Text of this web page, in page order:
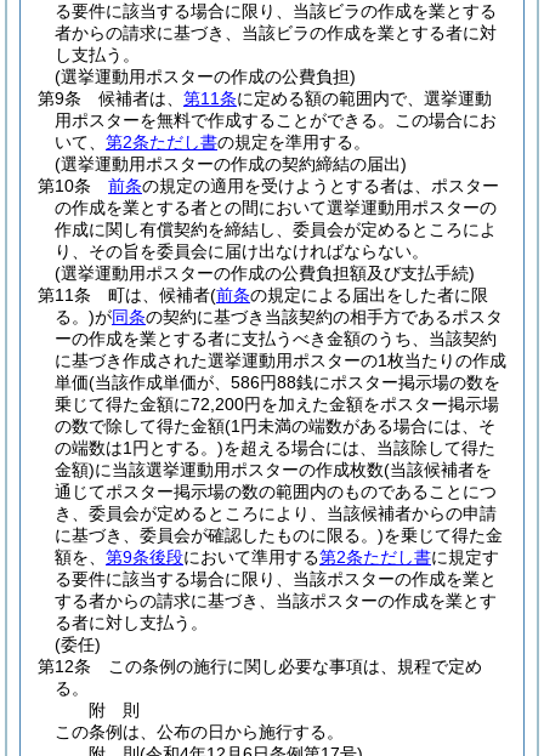
る要件に該当する場合に限り、当該ビラの作成を業とする
者からの請求に基づき、当該ビラの作成を業とする者に対
し支払う。
(選挙運動用ポスターの作成の公費負担)
第9条
候補者は、 第11条に定める額の範囲内で、選挙運動
用ポスターを無料で作成することができる。
この場合にお
いて、 第2条ただし書の規定を準用する。
(選挙運動用ポスターの作成の契約締結の届出)
第10条
前条の規定の適用を受けようとする者は、ポスター
の作成を業とする者との間において選挙運動用ポスターの
作成に関し有償契約を締結し、委員会が定めるところによ
り、その旨を委員会に届け出なければならない。
(選挙運動用ポスターの作成の公費負担額及び支払手続)
第11条
町は、候補者(前条の規定による届出をした者に限
る。)が同条の契約に基づき当該契約の相手方であるポスタ
ーの作成を業とする者に支払うべき金額のうち、当該契約
に基づき作成された選挙運動用ポスターの1枚当たりの作成
単価(当該作成単価が、586円88銭にポスター掲示場の数を
乗じて得た金額に72,200円を加えた金額をポスター掲示場
の数で除して得た金額(1円未満の端数がある場合には、そ
の端数は1円とする。)を超える場合には、当該除して得た
金額)に当該選挙運動用ポスターの作成枚数(当該候補者を
通じてポスター掲示場の数の範囲内のものであることにつ
き、委員会が定めるところにより、当該候補者からの申請
に基づき、委員会が確認したものに限る。)を乗じて得た金
額を、 第9条後段において準用する第2条ただし書に規定す
る要件に該当する場合に限り、当該ポスターの作成を業と
する者からの請求に基づき、当該ポスターの作成を業とす
る者に対し支払う。
(委任)
第12条
この条例の施行に関し必要な事項は、規程で定め
る。
附 則
この条例は、公布の日から施行する。